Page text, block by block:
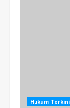
Hukum Terkini